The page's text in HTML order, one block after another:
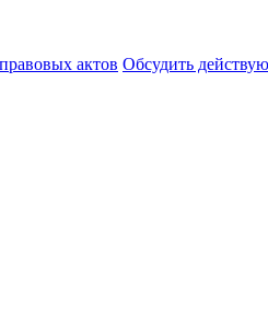
актов Обсудить